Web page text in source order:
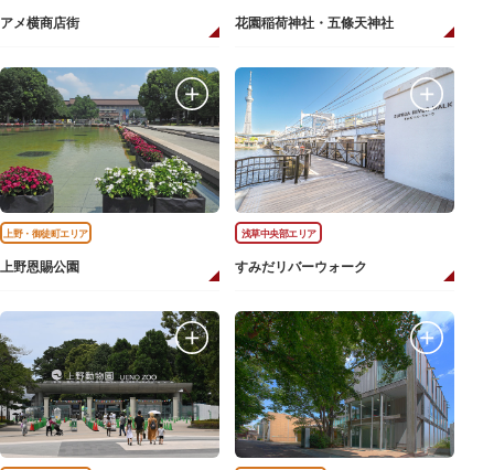
アメ横商店街 花園稲荷神社・五條天神社
上野・御徒町エリア
上野恩賜公園
浅草中央部エリア
すみだリバーウォーク